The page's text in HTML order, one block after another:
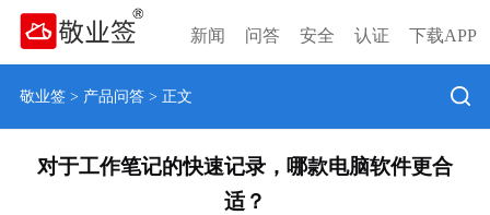
新闻 问答 安全 认证 下载APP
敬业签> 产品问答> 正文
对于工作笔记的快速记录，哪款电脑软件更合
适？